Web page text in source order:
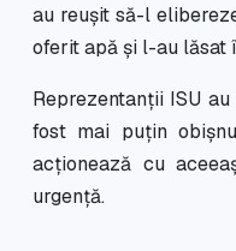
au reușit să-l
oferit apă și l-au lăsat
Reprezentanții ISU
fost mai puțin
acționează cu
urgență.